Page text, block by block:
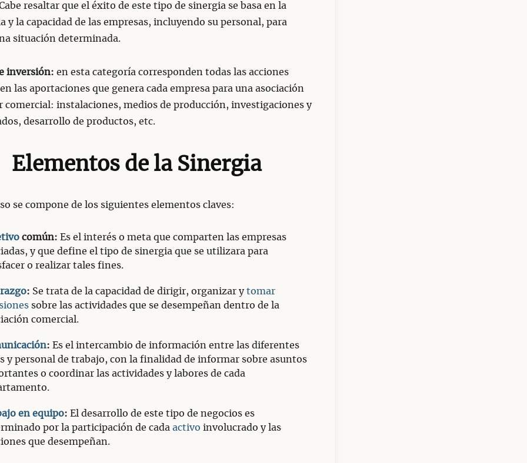
resaltar que el éxito de este tipo de sinergia se basa en la
y la capacidad de las empresas, incluyendo su personal, para
situación determinada.
inversión: en esta categoría corresponden todas las acciones
las aportaciones que genera cada empresa para una asociación
comercial: instalaciones, medios de producción, investigaciones y
desarrollo de productos, etc.
Elementos de la Sinergia
se compone de los siguientes elementos claves:
común: Es el interés o meta que comparten las empresas
y que define el tipo de sinergia que se utilizara para
o realizar tales fines.
: Se trata de la capacidad de dirigir, organizar ytomar
sobre las actividades que se desempeñan dentro de la
comercial.
: Es el intercambio de información entre las diferentes
y personal de trabajo, con la finalidad de informar sobre asuntos
o coordinar las actividades y labores de cada
en equipo: El desarrollo de este tipo de negocios es
por la participación de cada activo involucrado y las
que desempeñan.